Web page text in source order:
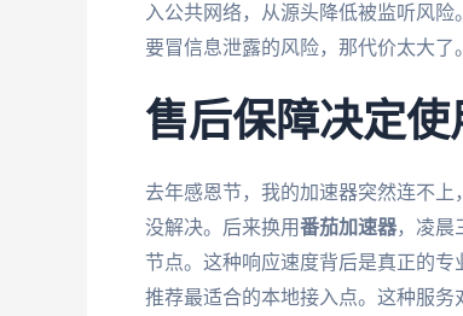
入公共网络，从源头降低被监听风
要冒信息泄露的风险，那代价太大了。
售后保障决定使
去年感恩节，我的加速器突然连不
没解决。后来换用番茄加速器，凌晨
节点。这种响应速度背后是真正的专
推荐最适合的本地接入点。这种服